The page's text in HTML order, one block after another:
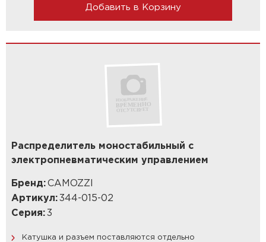
Добавить в Корзину
Распределитель моностабильный с
электропневматическим управлением
Бренд: CAMOZZI
Артикул: 344-015-02
Серия: 3
Катушка и разъем поставляются отдельно